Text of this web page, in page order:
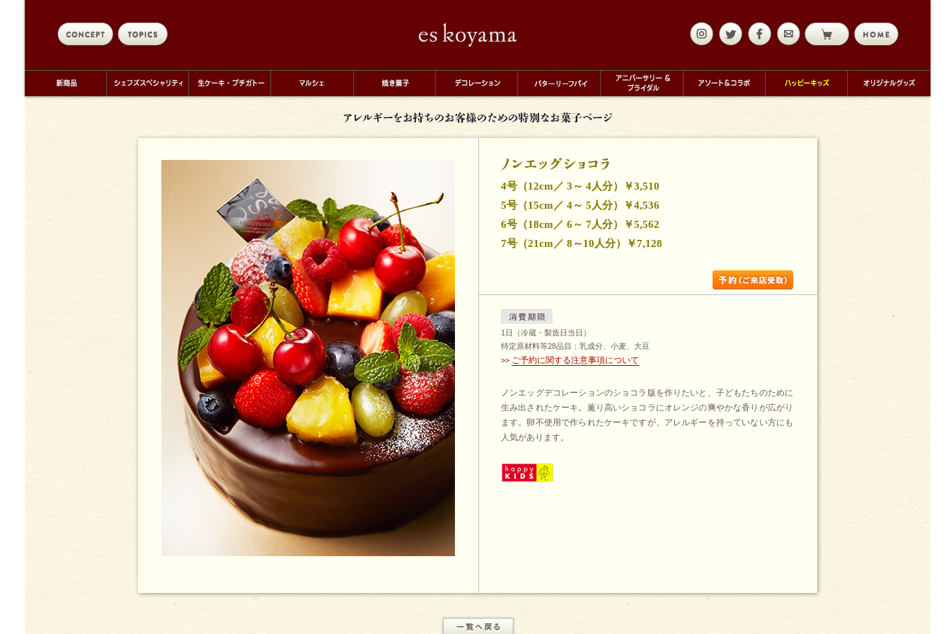
concept mail
4号（12cm／ 3～ 4人分）￥3,510
5号（15cm／ 4～ 5人分）￥4,536
6号（18cm／ 6～ 7人分）￥5,562
7号（21cm／ 8～10人分）￥7,128
1日（冷蔵・製造日当日）
特定原材料等28品目：乳成分、小麦、大豆
>> ご予約に関する注意事項について
ノンエッグデコレーションのショコラ版を作りたいと、子どもたちのために
生み出されたケーキ。薫り高いショコラにオレンジの爽やかな香りが広がり
ます。卵不使用で作られたケーキですが、アレルギーを持っていない方にも
人気があります。